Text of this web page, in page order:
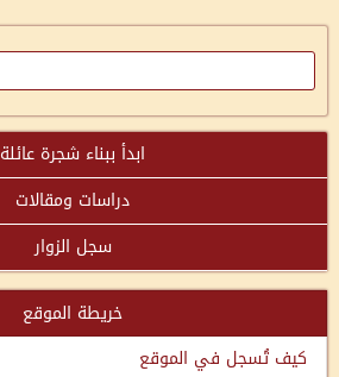
ابدأ ببناء شجرة عائلة
دراسات ومقالات
سجل الزوار
خريطة الموقع
كيف تُسجل في الموقع